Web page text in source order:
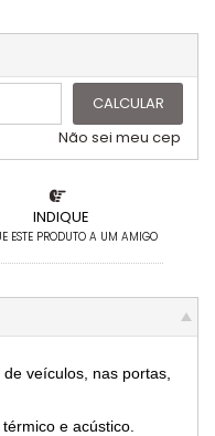
INDIQUE
ESTE PRODUTO A UM AMIGO
.
.
....
CALCULAR
Não sei meu cep
veículos, nas portas,
e acústico.